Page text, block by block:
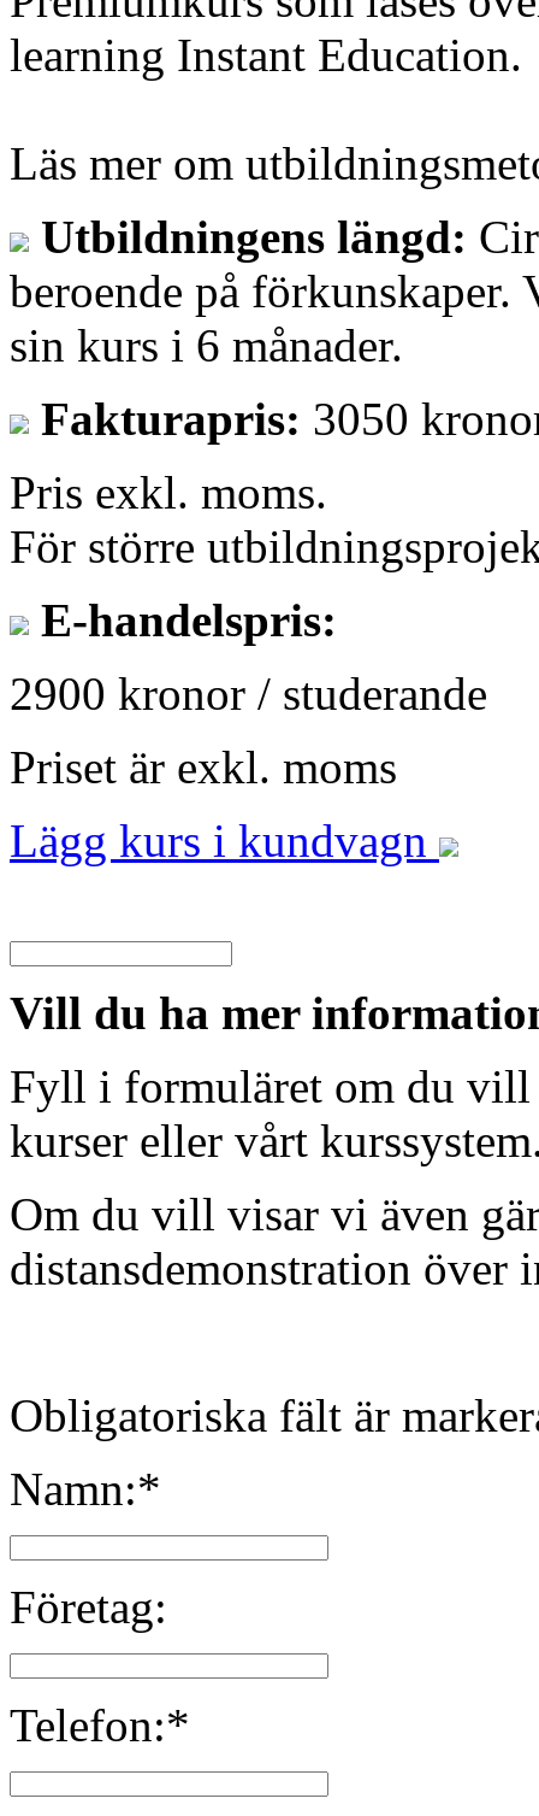
learning Instant Education.
Läs mer om
Utbildningens längd:
beroende på
sin kurs i 6 månader.
Fakturapris: 3050
Pris exkl. moms.
För större
E-handelspris:
2900 kronor / studerande
Priset är exkl. moms
Lägg kurs i kundvagn
Vill du ha mer
Fyll i formuläret om du vill
kurser eller vårt
Om du vill visar vi även
distansdemonstration över
Obligatoriska fält är
Namn:*
Företag:
Telefon:*